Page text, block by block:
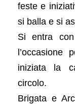
feste e
si balla e si
Si entra
l’occasione
iniziata la
circolo.
Brigata e